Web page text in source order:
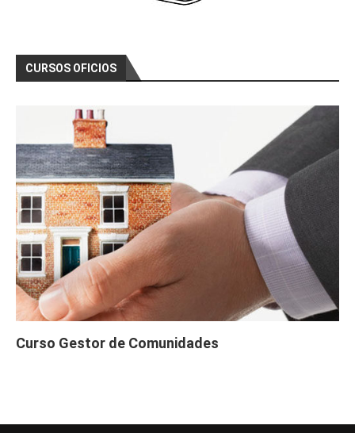
CURSOS OFICIOS
Curso Gestor de Comunidades